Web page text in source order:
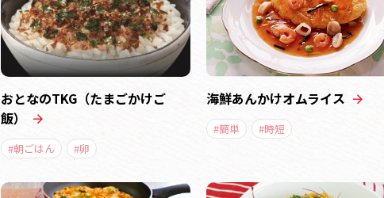
おとなのTKG（たまごかけご
飯）
#朝ごはん #卵
海鮮あんかけオムライス
#簡単 #時短